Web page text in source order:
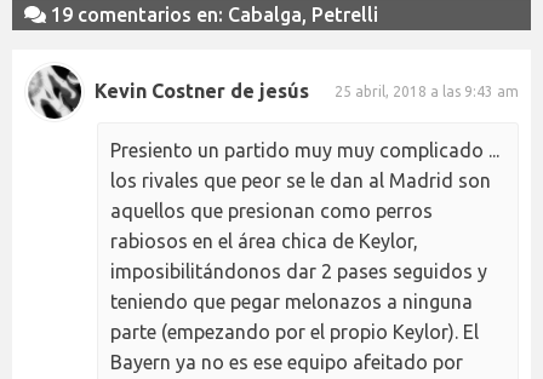
19 comentarios en: Cabalga, Petrelli
Kevin Costner de jesús 25 abril, 2018 a las 9:43 am
Presiento un partido muy muy complicado ...
los rivales que peor se le dan al Madrid son
aquellos que presionan como perros
rabiosos en el área chica de Keylor,
imposibilitándonos dar 2 pases seguidos y
teniendo que pegar melonazos a ninguna
parte (empezando por el propio Keylor). El
Bayern ya no es ese equipo afeitado por